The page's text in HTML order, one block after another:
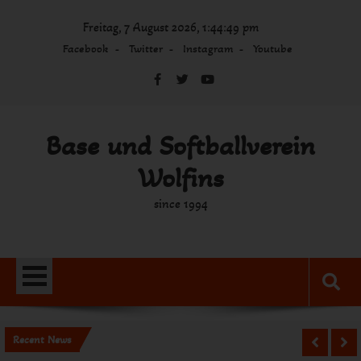
Freitag, 7 August 2026, 1:44:49 pm
Facebook Twitter Instagram Youtube
Base und Softballverein
Wolfins
since 1994
Recent News